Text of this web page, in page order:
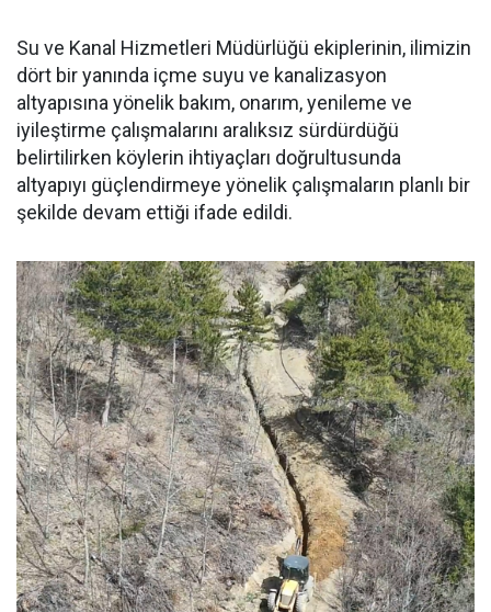
Su ve Kanal Hizmetleri Müdürlüğü ekiplerinin, ilimizin
dört bir yanında içme suyu ve kanalizasyon
altyapısına yönelik bakım, onarım, yenileme ve
iyileştirme çalışmalarını aralıksız sürdürdüğü
belirtilirken köylerin ihtiyaçları doğrultusunda
altyapıyı güçlendirmeye yönelik çalışmaların planlı bir
şekilde devam ettiği ifade edildi.